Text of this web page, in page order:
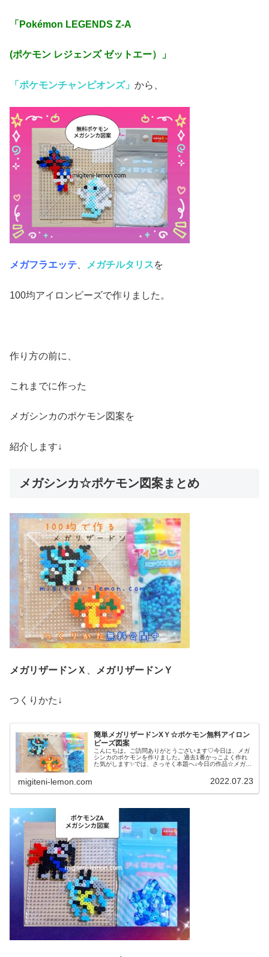
「Pokémon LEGENDS Z-A
(ポケモン レジェンズ ゼットエー） 」
「ポケモンチャンピオンズ」 から、
メガフラエッテ、 メガチルタリスを
100均アイロンビーズで作りました。
作り方の前に、
これまでに作った
メガシンカのポケモン図案を
紹介します↓
メガシンカ☆ポケモン図案まとめ
メガリザードンＸ メガリザードンＹ
つくりかた↓
簡単メガリザードンXＹ☆ポケモン無料アイロン
ビーズ図案
こんにちは。ご訪問ありがとうございます♡今日は、メガ
シンカのポケモンを作りました。過去1番かっこよく作れ
た気がします✨では、さっそく本題へ↓今日の作品☆メガリ
migiteni-lemon.com 2022.07.23